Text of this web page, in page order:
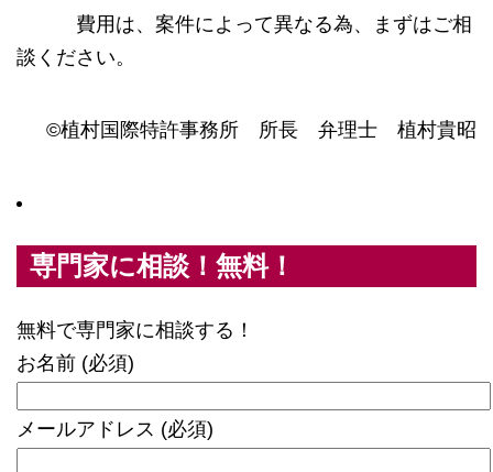
費用は、案件によって異なる為、まずはご相
談ください。
©植村国際特許事務所 所長 弁理士 植村貴昭
専門家に相談！無料！
無料で専門家に相談する！
お名前 (必須)
メールアドレス (必須)